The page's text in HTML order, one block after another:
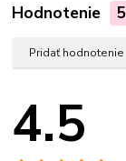
Hodnotenie 5
Pridať hodnotenie
4.5